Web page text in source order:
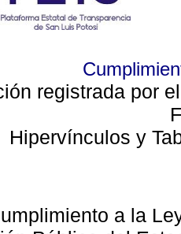
registrada por
Hipervínculos y
a la